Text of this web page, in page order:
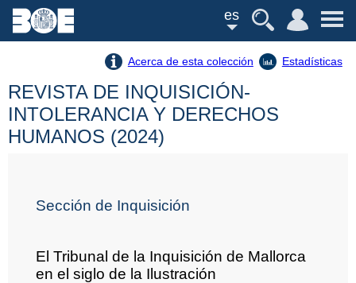
es
Acerca de esta colección Estadísticas
REVISTA DE INQUISICIÓN-
INTOLERANCIA Y DERECHOS
HUMANOS (2024)
Sección de Inquisición
El Tribunal de la Inquisición de Mallorca
en el siglo de la Ilustración